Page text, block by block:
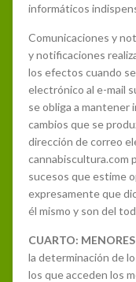
informáticos
Comunicaciones y
y notificaciones
los efectos cuando
electrónico al e-mail
se obliga a mantener
cambios que se
dirección de correo
cannabiscultura.com
sucesos que estime
expresamente que
él mismo y son del
CUARTO:
la determinación de
los que acceden los